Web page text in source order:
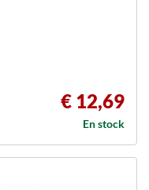
€ 12,69
En stock